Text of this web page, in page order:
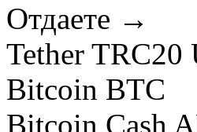
Отдаете →
Tether TRC20
Bitcoin BTC
Bitcoin Cash